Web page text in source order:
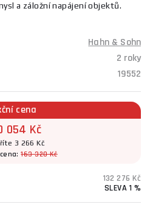
a záložní napájení objektů.
Hahn & Sohn
2 roky
19552
cena
054 Kč
3 266 Kč
163 320 Kč
132 276 Kč
SLEVA 1 %